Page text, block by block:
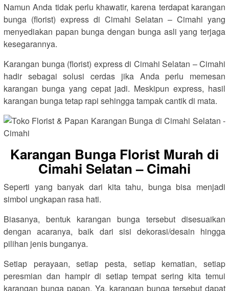
Namun Anda tidak perlu khawatir, karena terdapat karangan
bunga (florist) express di Cimahi Selatan – Cimahi yang
menyediakan papan bunga dengan bunga asli yang terjaga
kesegarannya.
Karangan bunga (florist) express di Cimahi Selatan – Cimahi
hadir sebagai solusi cerdas jika Anda perlu memesan
karangan bunga yang cepat jadi. Meskipun express, hasil
karangan bunga tetap rapi sehingga tampak cantik di mata.
Karangan Bunga Florist Murah di
Cimahi Selatan – Cimahi
Seperti yang banyak dari kita tahu, bunga bisa menjadi
simbol ungkapan rasa hati.
Biasanya, bentuk karangan bunga tersebut disesuaikan
dengan acaranya, baik dari sisi dekorasi/desain hingga
pilihan jenis bunganya.
Setiap perayaan, setiap pesta, setiap kematian, setiap
peresmian dan hampir di setiap tempat sering kita temui
karangan bunga papan. Ya, karangan bunga tersebut dapat